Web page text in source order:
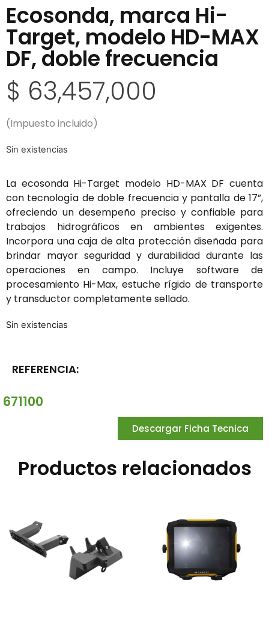
Ecosonda, marca Hi-
Target, modelo HD-MAX
DF, doble frecuencia
$ 63,457,000
(Impuesto incluido)
Sin existencias
La ecosonda Hi-Target modelo HD-MAX DF cuenta
con tecnología de doble frecuencia y pantalla de 17”,
ofreciendo un desempeño preciso y confiable para
trabajos hidrográficos en ambientes exigentes.
Incorpora una caja de alta protección diseñada para
brindar mayor seguridad y durabilidad durante las
operaciones en campo. Incluye software de
procesamiento Hi-Max, estuche rígido de transporte
y transductor completamente sellado.
Sin existencias
REFERENCIA:
671100
Descargar Ficha Tecnica
Productos relacionados